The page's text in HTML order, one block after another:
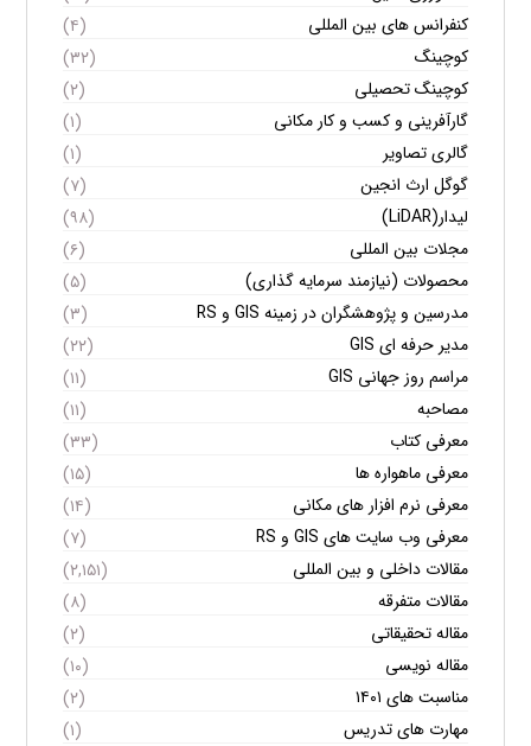
کنفرانس های بین المللی
(۴)
کوچینگ
(۳۲)
کوچینگ تحصیلی
(۲)
گارآفرینی و کسب و کار مکانی
(۱)
گالری تصاویر
(۱)
گوگل ارث انجین
(۷)
لیدار(LiDAR)
(۹۸)
مجلات بین المللی
(۶)
محصولات (نیازمند سرمایه گذاری)
(۵)
مدرسین و پژوهشگران در زمینه GIS و RS
(۳)
مدیر حرفه ای GIS
(۲۲)
مراسم روز جهانی GIS
(۱۱)
مصاحبه
(۱۱)
معرفی کتاب
(۳۳)
معرفی ماهواره ها
(۱۵)
معرفی نرم افزار های مکانی
(۱۴)
معرفی وب سایت های GIS و RS
(۷)
مقالات داخلی و بین المللی
(۲,۱۵۱)
مقالات متفرقه
(۸)
مقاله تحقیقاتی
(۲)
مقاله نویسی
(۱۰)
مناسبت های ۱۴۰۱
(۲)
مهارت های تدریس
(۱)